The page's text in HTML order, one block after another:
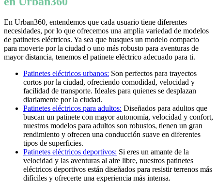
En Urban360, entendemos que cada usuario tiene diferentes
necesidades, por lo que ofrecemos una amplia variedad de modelos
de patinetes eléctricos. Ya sea que busques un modelo compacto
para moverte por la ciudad o uno más robusto para aventuras de
mayor distancia, tenemos el patinete eléctrico adecuado para ti.
Patinetes eléctricos urbanos: Son perfectos para trayectos
cortos por la ciudad, ofreciendo comodidad, velocidad y
facilidad de transporte. Ideales para quienes se desplazan
diariamente por la ciudad.
Patinetes eléctricos para adultos: Diseñados para adultos que
buscan un patinete con mayor autonomía, velocidad y confort,
nuestros modelos para adultos son robustos, tienen un gran
rendimiento y ofrecen una conducción suave en diferentes
tipos de superficies.
Patinetes eléctricos deportivos: Si eres un amante de la
velocidad y las aventuras al aire libre, nuestros patinetes
eléctricos deportivos están diseñados para resistir terrenos más
difíciles y ofrecerte una experiencia más intensa.